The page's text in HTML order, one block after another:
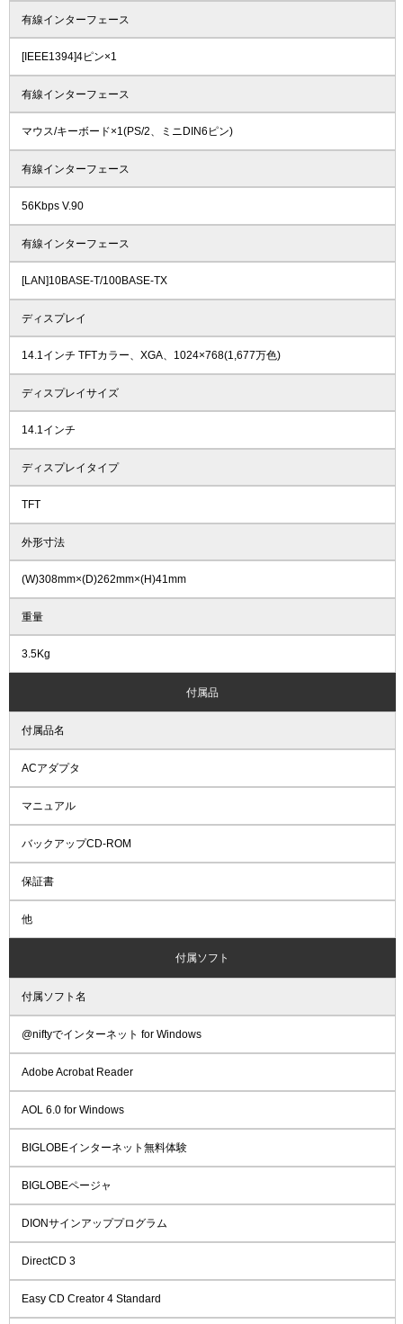
有線インターフェース
[IEEE1394]4ピン×1
有線インターフェース
マウス/キーボード×1(PS/2、ミニDIN6ピン)
有線インターフェース
56Kbps V.90
有線インターフェース
[LAN]10BASE-T/100BASE-TX
ディスプレイ
14.1インチ TFTカラー、XGA、1024×768(1,677万色)
ディスプレイサイズ
14.1インチ
ディスプレイタイプ
TFT
外形寸法
(W)308mm×(D)262mm×(H)41mm
重量
3.5Kg
付属品
付属品名
ACアダプタ
マニュアル
バックアップCD-ROM
保証書
他
付属ソフト
付属ソフト名
@niftyでインターネット for Windows
Adobe Acrobat Reader
AOL 6.0 for Windows
BIGLOBEインターネット無料体験
BIGLOBEページャ
DIONサインアッププログラム
DirectCD 3
Easy CD Creator 4 Standard